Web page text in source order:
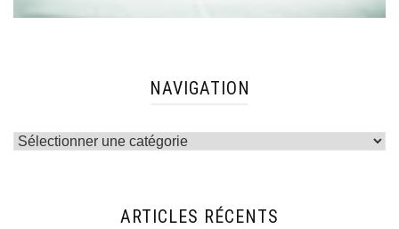
NAVIGATION
Navigation
ARTICLES RÉCENTS